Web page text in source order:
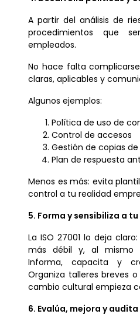
A partir del análisis de
procedimientos que
empleados.
No hace falta
claras, aplicables y
Algunos ejemplos:
Política de uso de
Control de accesos
Gestión de copias
Plan de respuesta
Menos es más: evita
control a tu realidad
5. Forma y sensibiliza a
La ISO 27001 lo deja
más débil y, al mismo
Informa, capacita y
Organiza talleres breves
cambio cultural empieza
6. Evalúa, mejora y audita